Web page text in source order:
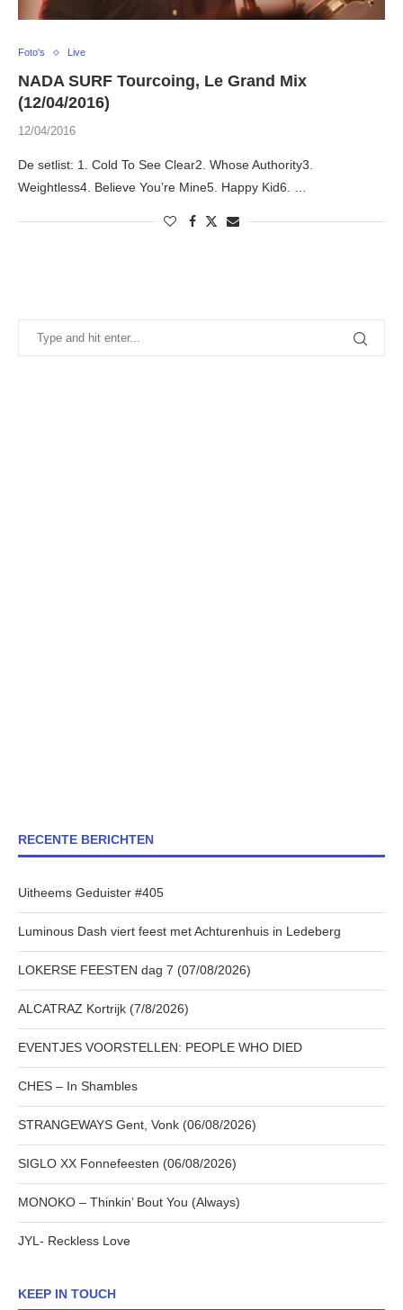
Foto's Live
NADA SURF Tourcoing, Le Grand Mix
(12/04/2016)
12/04/2016
De setlist: 1. Cold To See Clear2. Whose Authority3.
Weightless4. Believe You’re Mine5. Happy Kid6. …
RECENTE BERICHTEN
Uitheems Geduister #405
Luminous Dash viert feest met Achturenhuis in Ledeberg
LOKERSE FEESTEN dag 7 (07/08/2026)
ALCATRAZ Kortrijk (7/8/2026)
EVENTJES VOORSTELLEN: PEOPLE WHO DIED
CHES – In Shambles
STRANGEWAYS Gent, Vonk (06/08/2026)
SIGLO XX Fonnefeesten (06/08/2026)
MONOKO – Thinkin’ Bout You (Always)
JYL- Reckless Love
KEEP IN TOUCH